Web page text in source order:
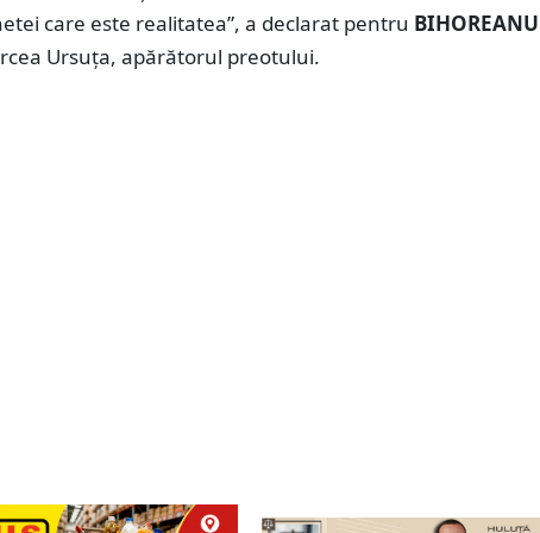
care este realitatea”, a declarat pentru
Ursuța, apărătorul preotului.